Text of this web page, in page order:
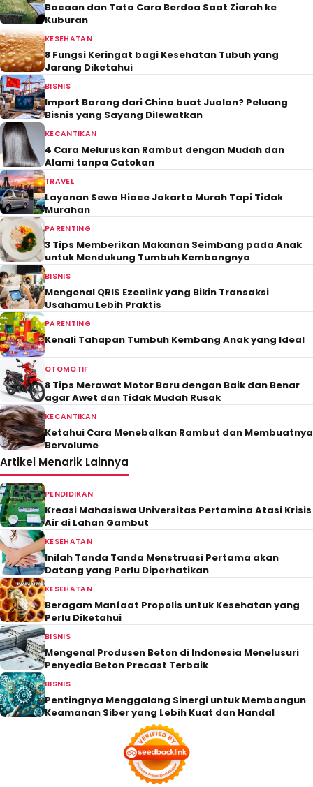
Bacaan dan Tata Cara Berdoa Saat Ziarah ke
Kuburan
KESEHATAN
8 Fungsi Keringat bagi Kesehatan Tubuh yang
Jarang Diketahui
BISNIS
Import Barang dari China buat Jualan? Peluang
Bisnis yang Sayang Dilewatkan
KECANTIKAN
4 Cara Meluruskan Rambut dengan Mudah dan
Alami tanpa Catokan
TRAVEL
Layanan Sewa Hiace Jakarta Murah Tapi Tidak
Murahan
PARENTING
3 Tips Memberikan Makanan Seimbang pada Anak
untuk Mendukung Tumbuh Kembangnya
BISNIS
Mengenal QRIS Ezeelink yang Bikin Transaksi
Usahamu Lebih Praktis
PARENTING
Kenali Tahapan Tumbuh Kembang Anak yang Ideal
OTOMOTIF
8 Tips Merawat Motor Baru dengan Baik dan Benar
agar Awet dan Tidak Mudah Rusak
KECANTIKAN
Ketahui Cara Menebalkan Rambut dan Membuatnya
Bervolume
Artikel Menarik Lainnya
PENDIDIKAN
Kreasi Mahasiswa Universitas Pertamina Atasi Krisis
Air di Lahan Gambut
KESEHATAN
Inilah Tanda Tanda Menstruasi Pertama akan
Datang yang Perlu Diperhatikan
KESEHATAN
Beragam Manfaat Propolis untuk Kesehatan yang
Perlu Diketahui
BISNIS
Mengenal Produsen Beton di Indonesia Menelusuri
Penyedia Beton Precast Terbaik
BISNIS
Pentingnya Menggalang Sinergi untuk Membangun
Keamanan Siber yang Lebih Kuat dan Handal